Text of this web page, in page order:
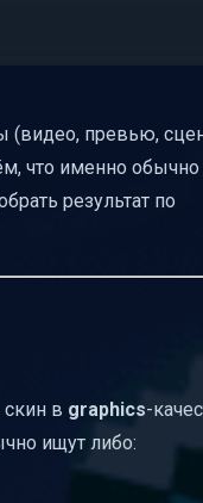
(видео, превью,
что именно обычно
результат по
в graphics-
ищут либо: